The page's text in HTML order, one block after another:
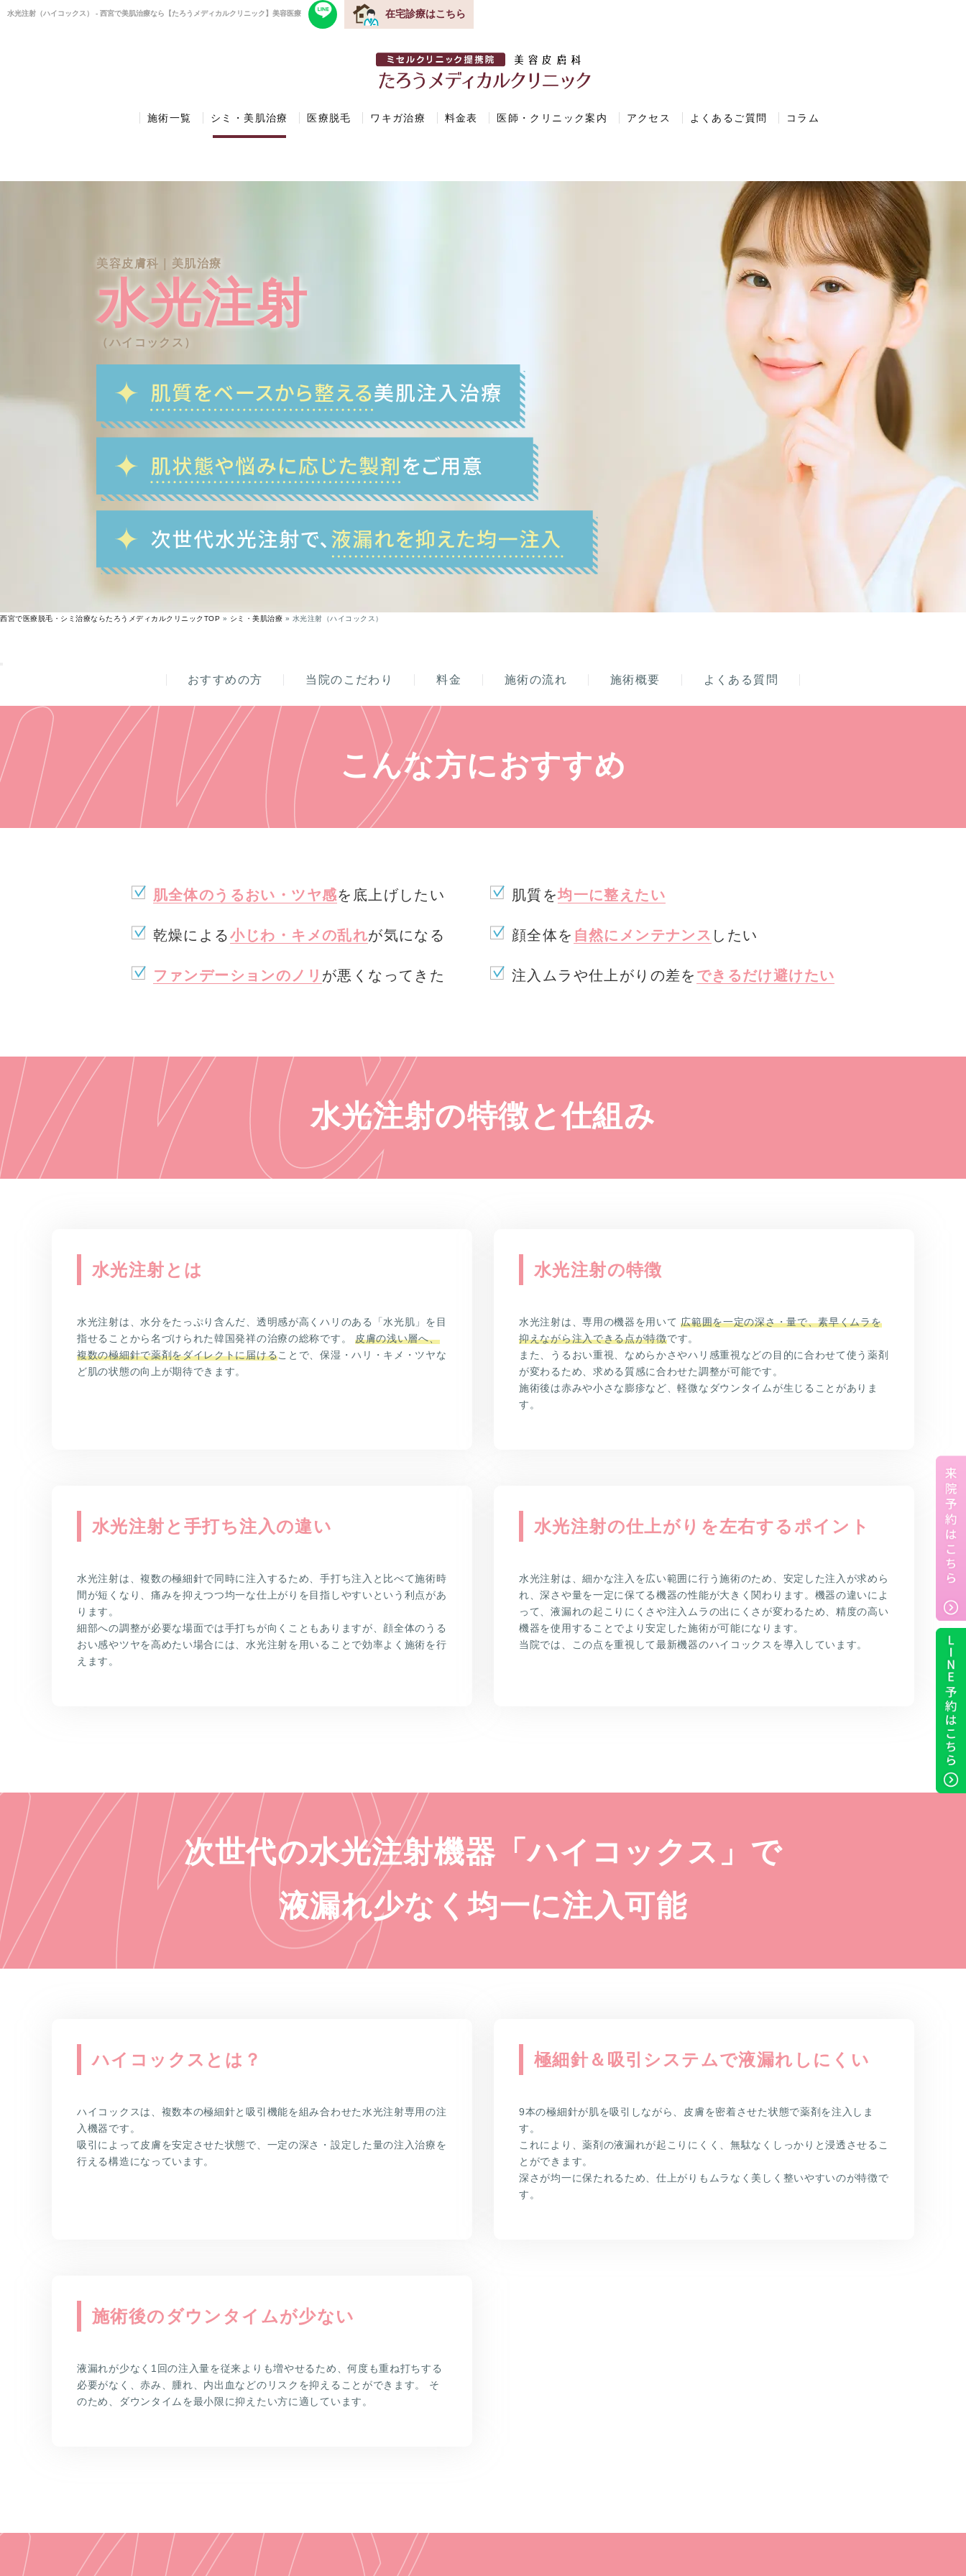
水光注射（ハイコックス） - 西宮で美肌治療なら【たろうメディカルクリニック】美容医療 在宅診療はこちら
施術一覧 シミ・美肌治療 医療脱毛 ワキガ治療 料金表 医師・クリニック案内 アクセス よくあるご質問 コラム
美容皮膚科｜美肌治療
水光注射
（ハイコックス）
西宮で医療脱毛・シミ治療ならたろうメディカルクリニックTOP » シミ・美肌治療 » 水光注射（ハイコックス）
おすすめの方 当院のこだわり 料金 施術の流れ 施術概要 よくある質問
こんな方におすすめ
肌全体のうるおい・ツヤ感を底上げしたい
乾燥による小じわ・キメの乱れが気になる
ファンデーションのノリ が悪くなってきた
肌質を均一に整えたい
顔全体を 自然にメンテナンス したい
注入ムラや仕上がりの差を できるだけ避けたい
水光注射の特徴と仕組み
水光注射とは
水光注射は、水分をたっぷり含んだ、透明感が高くハリのある「水光肌」を目
指せることから名づけられた韓国発祥の治療の総称です。 皮膚の浅い層へ、
複数の極細針で薬剤をダイレクトに届けることで、保湿・ハリ・キメ・ツヤな
ど肌の状態の向上が期待できます。
水光注射の特徴
水光注射は、専用の機器を用いて広範囲を一定の深さ・量で、素早くムラを
抑えながら注入できる点が特徴です。
また、うるおい重視、なめらかさやハリ感重視などの目的に合わせて使う薬剤
が変わるため、求める質感に合わせた調整が可能です。
施術後は赤みや小さな膨疹など、軽微なダウンタイムが生じることがありま
す。
水光注射と手打ち注入の違い
水光注射は、複数の極細針で同時に注入するため、手打ち注入と比べて施術時
間が短くなり、痛みを抑えつつ均一な仕上がりを目指しやすいという利点があ
ります。
細部への調整が必要な場面では手打ちが向くこともありますが、顔全体のうる
おい感やツヤを高めたい場合には、水光注射を用いることで効率よく施術を行
えます。
水光注射の仕上がりを左右するポイント
水光注射は、細かな注入を広い範囲に行う施術のため、安定した注入が求めら
れ、深さや量を一定に保てる機器の性能が大きく関わります。機器の違いによ
って、液漏れの起こりにくさや注入ムラの出にくさが変わるため、精度の高い
機器を使用することでより安定した施術が可能になります。
当院では、この点を重視して最新機器のハイコックスを導入しています。
次世代の水光注射機器「ハイコックス」で
液漏れ少なく均一に注入可能
ハイコックスとは？
ハイコックスは、複数本の極細針と吸引機能を組み合わせた水光注射専用の注
入機器です。
吸引によって皮膚を安定させた状態で、一定の深さ・設定した量の注入治療を
行える構造になっています。
極細針＆吸引システムで液漏れしにくい
9本の極細針が肌を吸引しながら、皮膚を密着させた状態で薬剤を注入しま
す。
これにより、薬剤の液漏れが起こりにくく、無駄なくしっかりと浸透させるこ
とができます。
深さが均一に保たれるため、仕上がりもムラなく美しく整いやすいのが特徴で
す。
施術後のダウンタイムが少ない
液漏れが少なく1回の注入量を従来よりも増やせるため、何度も重ね打ちする
必要がなく、赤み、腫れ、内出血などのリスクを抑えることができます。 そ
のため、ダウンタイムを最小限に抑えたい方に適しています。